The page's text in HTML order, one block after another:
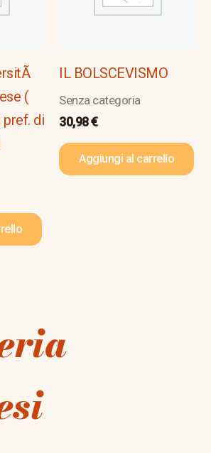
(
pref. di
IL BOLSCEVISMO
Senza categoria
30,98€
Aggiungi al carrello